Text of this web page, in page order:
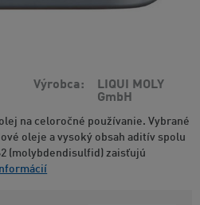
Výrobca
LIQUI MOLY
GmbH
na celoročné používanie. Vybrané
oleje a vysoký obsah aditív spolu
(molybdendisulfid) zaisťujú